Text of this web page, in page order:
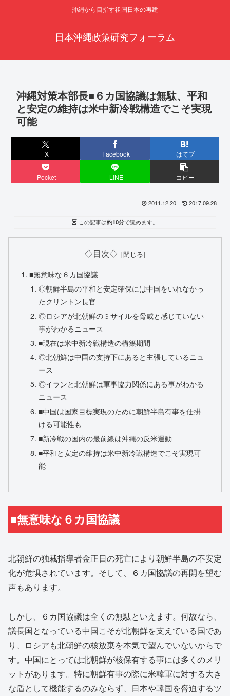
沖縄から目指す祖国日本の再建
日本沖縄政策研究フォーラム
沖縄対策本部長■６カ国協議は無駄、平和
と安定の維持は米中新冷戦構造でこそ実現
可能
X Facebook はてブ
Pocket LINE コピー
2011.12.20 2017.09.28
この記事は約10分で読めます。
◇目次◇
■無意味な６カ国協議
◎朝鮮半島の平和と安定確保には中国をいれなかっ
たクリントン長官
◎ロシアが北朝鮮のミサイルを脅威と感じていない
事がわかるニュース
■現在は米中新冷戦構造の構築期間
◎北朝鮮は中国の支持下にあると主張しているニュ
ース
◎イランと北朝鮮は軍事協力関係にある事がわかる
ニュース
■中国は国家目標実現のために朝鮮半島有事を仕掛
ける可能性も
■新冷戦の国内の最前線は沖縄の反米運動
■平和と安定の維持は米中新冷戦構造でこそ実現可
能
■無意味な６カ国協議
北朝鮮の独裁指導者金正日の死亡により朝鮮半島の不安定
化が危惧されています。そして、６カ国協議の再開を望む
声もあります。
しかし、６カ国協議は全くの無駄といえます。何故なら、
議長国となっている中国こそが北朝鮮を支えている国であ
り、ロシアも北朝鮮の核放棄を本気で望んでいないからで
す。中国にとっては北朝鮮が核保有する事には多くのメリ
ットがあります。特に朝鮮有事の際に米韓軍に対する大き
な盾として機能するのみならず、日本や韓国を脅迫するツ